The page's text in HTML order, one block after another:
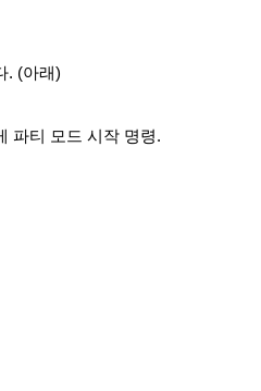
. (아래)
파티 모드 시작 명령.